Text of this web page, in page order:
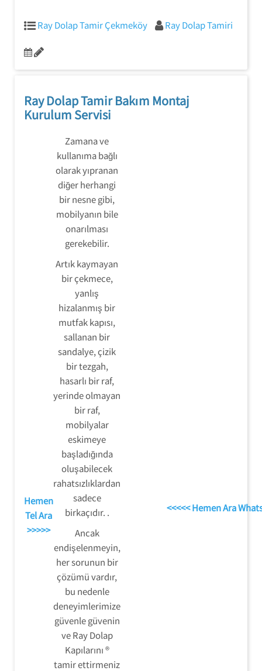
Ray Dolap Tamir Çekmeköy Ray Dolap Tamiri
Ray Dolap Tamir Bakım Montaj
Kurulum Servisi
Hemen
Tel Ara
>>>>>
Zamana ve
kullanıma bağlı
olarak yıpranan
diğer herhangi
bir nesne gibi,
mobilyanın bile
onarılması
gerekebilir.
Artık kaymayan
bir çekmece,
yanlış
hizalanmış bir
mutfak kapısı,
sallanan bir
sandalye, çizik
bir tezgah,
hasarlı bir raf,
yerinde olmayan
bir raf,
mobilyalar
eskimeye
başladığında
oluşabilecek
rahatsızlıklardan
sadece
birkaçıdır. .
Ancak
endişelenmeyin,
her sorunun bir
çözümü vardır,
bu nedenle
deneyimlerimize
güvenle güvenin
ve Ray Dolap
Kapılarını ®
tamir ettirmeniz
<<<<< Hemen Ara